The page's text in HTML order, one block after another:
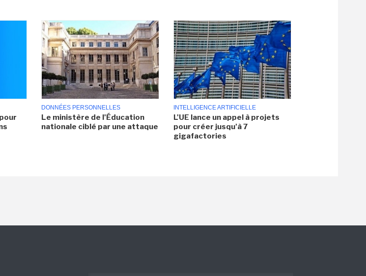
DONNÉES PERSONNELLES
Le ministère de l'Éducation
nationale ciblé par une attaque
INTELLIGENCE ARTIFICIELLE
L'UE lance un appel à projets
pour créer jusqu'à 7
gigafactories